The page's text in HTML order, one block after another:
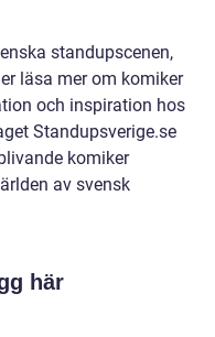
standupscenen,
läsa mer om komiker
och inspiration hos
Standupsverige.se
komiker
av svensk
här